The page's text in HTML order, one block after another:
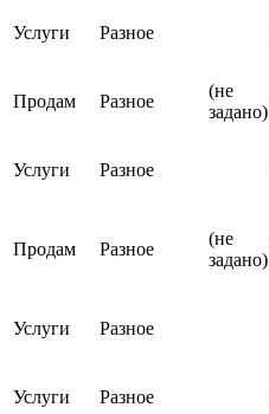
Услуги Разное
Продам Разное
(не
задано)
Услуги Разное
Продам Разное
(не
задано)
Услуги Разное
Услуги Разное